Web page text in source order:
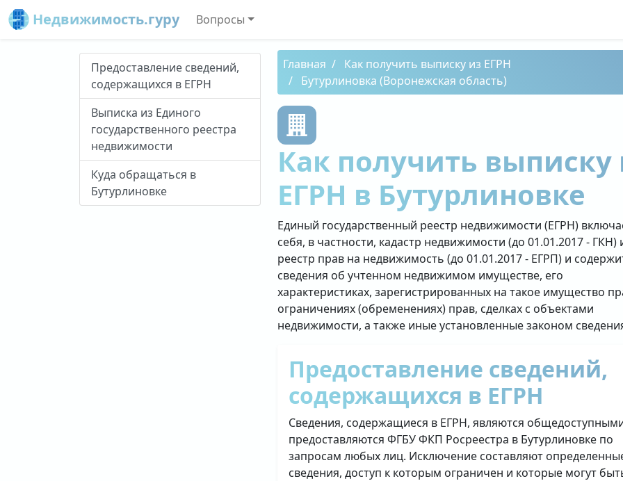
Недвижимость.гуру Вопросы
Предоставление сведений,
содержащихся в ЕГРН
Выписка из Единого
государственного реестра
недвижимости
Куда обращаться в
Бутурлиновке
Главная
Как получить выписку из ЕГРН
Бутурлиновка (Воронежская область)
Как получить выписку
ЕГРН в Бутурлиновке
Единый государственный реестр недвижимости (ЕГРН)
себя, в частности, кадастр недвижимости (до 01.01.2017 - ГКН)
реестр прав на недвижимость (до 01.01.2017 - ЕГРП) и
сведения об учтенном недвижимом имуществе, его
характеристиках, зарегистрированных на такое имущество
ограничениях (обременениях) прав, сделках с объектами
недвижимости, а также иные установленные законом
Предоставление сведений,
содержащихся в ЕГРН
Сведения, содержащиеся в ЕГРН, являются
предоставляются ФГБУ ФКП Росреестра в Бутурлиновке по
запросам любых лиц. Исключение составляют
сведения, доступ к которым ограничен и которые могут